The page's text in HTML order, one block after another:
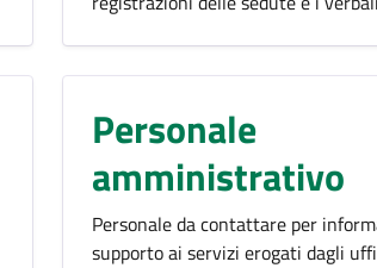
Personale
amministrativo
Personale da contattare per
supporto ai servizi erogati dagli